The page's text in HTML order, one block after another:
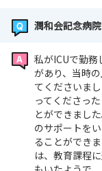
潤和会記念病
私がICUで勤務
があり、当時
てくださいま
ってくださっ
とができまし
のサポートを
ることができ
は、教育課程